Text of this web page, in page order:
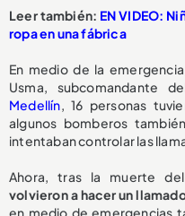
Leer también: EN VIDEO:
ropa en una fábrica
En medio de la
Usma, subcomandante
Medellín, 16 personas
algunos bomberos
intentaban controlar las
Ahora, tras la muerte
volvieron a hacer un
en medio de emergencias